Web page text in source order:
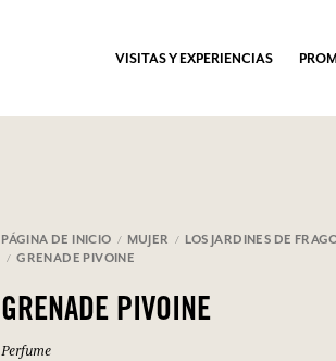
VISITAS Y EXPERIENCIAS
PÁGINA DE INICIO MUJER
LOS JARDINES DE
GRENADE PIVOINE
GRENADE PIVOINE
Perfume